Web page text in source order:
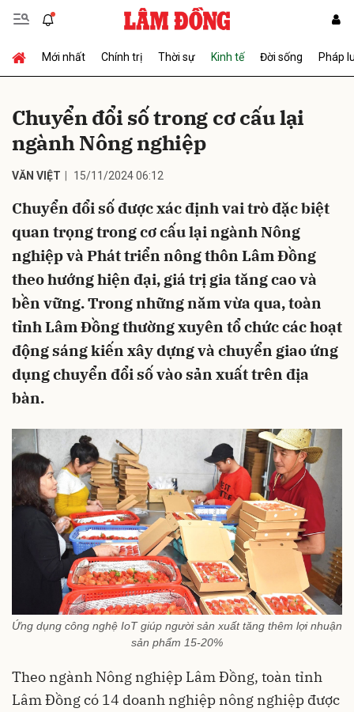
Mới nhất Chính trị Thời sự Kinh tế Đời sống Pháp
Chuyển đổi số trong cơ cấu lại
ngành Nông nghiệp
VĂN VIỆT 15/11/2024 06:12
Chuyển đổi số được xác định vai trò đặc biệt
quan trọng trong cơ cấu lại ngành Nông
nghiệp và Phát triển nông thôn Lâm Đồng
theo hướng hiện đại, giá trị gia tăng cao và
bền vững. Trong những năm vừa qua, toàn
tỉnh Lâm Đồng thường xuyên tổ chức các hoạt
động sáng kiến xây dựng và chuyển giao ứng
dụng chuyển đổi số vào sản xuất trên địa
bàn.
Ứng dụng công nghệ IoT giúp người sản xuất tăng thêm lợi nhuận
sản phẩm 15-20%
Theo ngành Nông nghiệp Lâm Đồng, toàn tỉnh
Lâm Đồng có 14 doanh nghiệp nông nghiệp được
Gửi bình luận
Hủy